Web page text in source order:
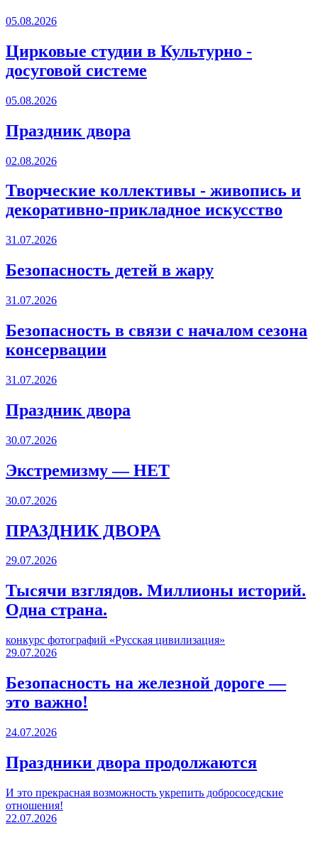
05.08.2026
Цирковые студии в Культурно -
досуговой системе
05.08.2026
Праздник двора
02.08.2026
Творческие коллективы - живопись и
декоративно-прикладное искусство
31.07.2026
Безопасность детей в жару
31.07.2026
Безопасность в связи с началом сезона
консервации
31.07.2026
Праздник двора
30.07.2026
Экстремизму — НЕТ
30.07.2026
ПРАЗДНИК ДВОРА️
29.07.2026
Тысячи взглядов. Миллионы историй.
Одна страна.
конкурс фотографий «Русская цивилизация»
29.07.2026
Безопасность на железной дороге —
это важно!
24.07.2026
Праздники двора продолжаются
И это прекрасная возможность укрепить добрососедские
отношения!
22.07.2026